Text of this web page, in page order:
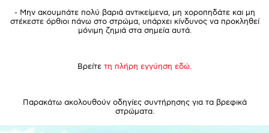
- Μην ακουμπάτε πολύ βαριά αντικείμενα, μη χοροπηδάτε και μη
στέκεστε όρθιοι πάνω στο στρώμα, υπάρχει κίνδυνος να προκληθεί
μόνιμη ζημιά στα σημεία αυτά.
Βρείτε τη πλήρη εγγύηση εδώ.
Παρακάτω ακολουθούν οδηγίες συντήρησης για τα βρεφικά
στρώματα.